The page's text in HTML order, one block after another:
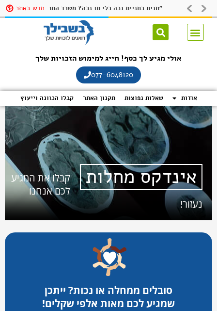
לתוכן
חדש באתר חנית בחניית נכה בלי תו נכה? משרד התחבורה ישיק אפליקציה שתקשה על חונים שלא כדין להתחמק בשם: "חניתי" זכויות נכים תו נכה
אולי מגיע לך כסף! חייג למימוש הזכויות שלך
077-6048120
אודות שאלות נפוצות תקנון האתר קבלו הכוונה וייעוץ
אינדקס מחלות
קבלו את המגיע
לכם אנחנו
נעזור!
סובלים ממחלה או נכות? ייתכן
שמגיע לכם מאות אלפי שקלים!